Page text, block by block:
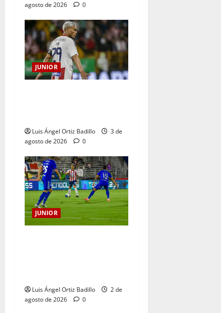
agosto de 2026
0
JUNIOR
Luis Ángel Ortiz Badillo
3 de
agosto de 2026
0
JUNIOR
Luis Ángel Ortiz Badillo
2 de
agosto de 2026
0